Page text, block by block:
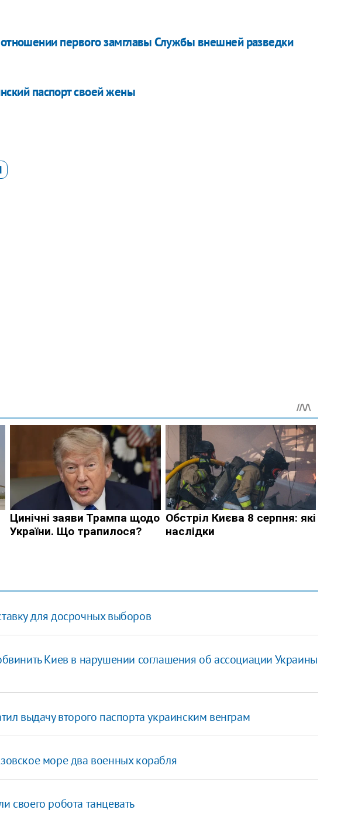
первого замглавы Службы внешней разведки
паспорт своей жены
для досрочных выборов
Киев в нарушении соглашения об ассоциации Украины
выдачу второго паспорта украинским венграм
море два военных корабля
своего робота танцевать